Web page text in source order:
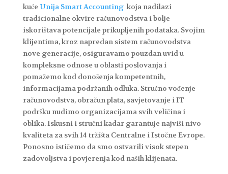
kuće Unija Smart Accountingkoja nadilazi
tradicionalne okvire računovodstva i bolje
iskorištava potencijale prikupljenih podataka. Svojim
klijentima, kroz napredan sistem računovodstva
nove generacije, osiguravamo pouzdan uvid u
kompleksne odnose u oblasti poslovanja i
pomažemo kod donošenja kompetentnih,
informacijama podržanih odluka. Stručno vođenje
računovodstva, obračun plata, savjetovanje i IT
podršku nudimo organizacijama svih veličina i
oblika. Iskusni i stručni kadar garantuje najviši nivo
kvaliteta za svih 14 tržišta Centralne i Istočne Evrope.
Ponosno ističemo da smo ostvarili visok stepen
zadovoljstva i povjerenja kod naših klijenata.